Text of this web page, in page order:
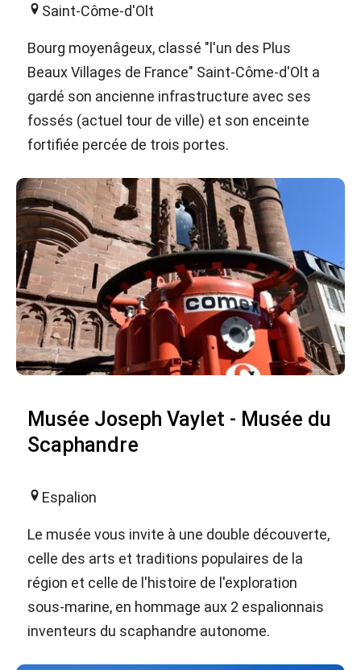
Saint-Côme-d'Olt
Bourg moyenâgeux, classé "l'un des Plus
Beaux Villages de France" Saint-Côme-d'Olt a
gardé son ancienne infrastructure avec ses
fossés (actuel tour de ville) et son enceinte
fortifiée percée de trois portes.
Musée Joseph Vaylet - Musée du
Scaphandre
Espalion
Le musée vous invite à une double découverte,
celle des arts et traditions populaires de la
région et celle de l'histoire de l'exploration
sous-marine, en hommage aux 2 espalionnais
inventeurs du scaphandre autonome.